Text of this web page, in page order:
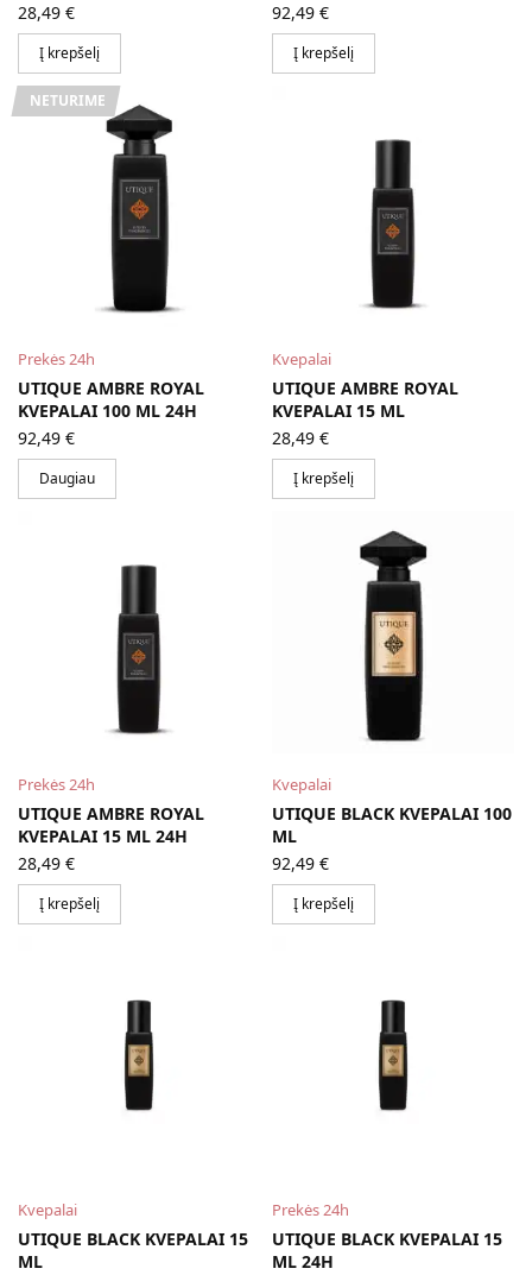
28,49 €
Į krepšelį
92,49 €
Į krepšelį
NETURIME
Prekės 24h
UTIQUE AMBRE ROYAL
KVEPALAI 100 ML 24H
92,49 €
Daugiau
Kvepalai
UTIQUE AMBRE ROYAL
KVEPALAI 15 ML
28,49 €
Į krepšelį
Prekės 24h
UTIQUE AMBRE ROYAL
KVEPALAI 15 ML 24H
28,49 €
Į krepšelį
Kvepalai
UTIQUE BLACK KVEPALAI 100
ML
92,49 €
Į krepšelį
Kvepalai
UTIQUE BLACK KVEPALAI 15
ML
Prekės 24h
UTIQUE BLACK KVEPALAI 15
ML 24H